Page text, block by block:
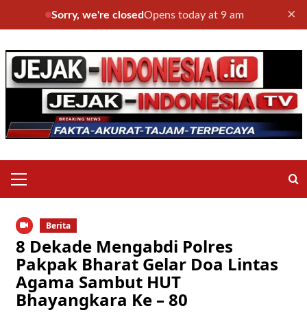
Sorry, we're closedOpens today at 9 am ×
to
content
Menu
Berita
8 Dekade Mengabdi Polres
Pakpak Bharat Gelar Doa Lintas
Agama Sambut HUT
Bhayangkara Ke – 80